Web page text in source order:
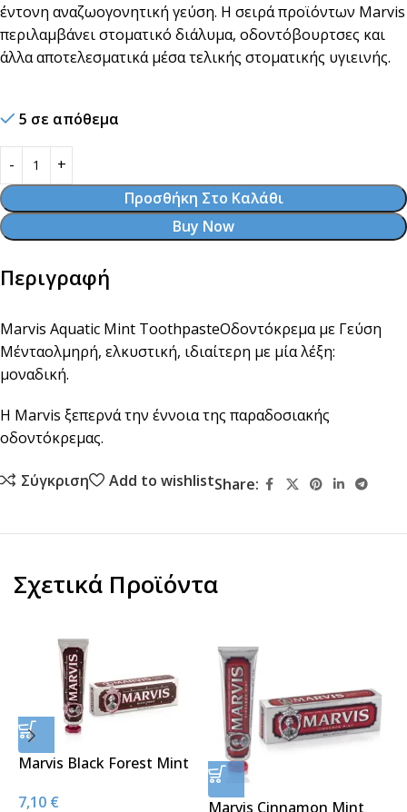
έντονη αναζωογονητική γεύση. Η σειρά προϊόντων Marvis
περιλαμβάνει στοματικό διάλυμα, οδοντόβουρτσες και
άλλα αποτελεσματικά μέσα τελικής στοματικής υγιεινής.
5 σε απόθεμα
Προσθήκη Στο Καλάθι
Buy Now
Περιγραφή
Marvis Aquatic Mint ToothpasteΟδοντόκρεμα με Γεύση
Μένταολμηρή, ελκυστική, ιδιαίτερη με μία λέξη:
μοναδική.
H Marvis ξεπερνά την έννοια της παραδοσιακής
οδοντόκρεμας.
Σύγκριση Add to wishlistShare:
Σχετικά Προϊόντα
Marvis Black Forest Mint
7,10 €
Marvis Cinnamon Mint